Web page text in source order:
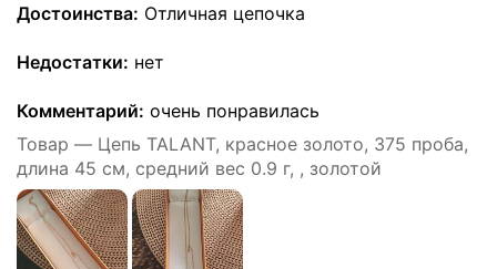
Достоинства: Отличная цепочка
Недостатки: нет
Комментарий: очень понравилась
Товар — Цепь TALANT, красное золото, 375 проба,
длина 45 см, средний вес 0.9 г, , золотой